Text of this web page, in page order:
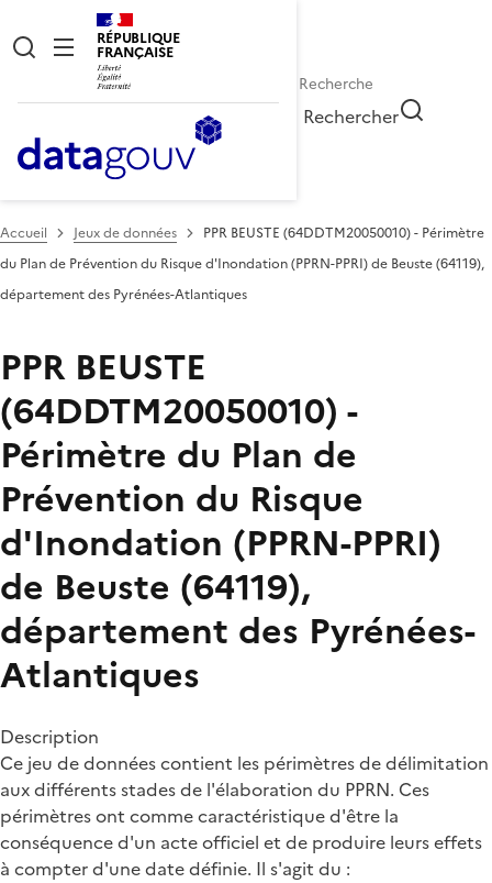
RÉPUBLIQUE
FRANÇAISE
Rechercher
Accueil Jeux de données
PPR BEUSTE (64DDTM20050010) - Périmètre
du Plan de Prévention du Risque d'Inondation (PPRN-PPRI) de Beuste (64119),
département des Pyrénées-Atlantiques
PPR BEUSTE
(64DDTM20050010) -
Périmètre du Plan de
Prévention du Risque
d'Inondation (PPRN-PPRI)
de Beuste (64119),
département des Pyrénées-
Atlantiques
Description
Ce jeu de données contient les périmètres de délimitation
aux différents stades de l'élaboration du PPRN. Ces
périmètres ont comme caractéristique d'être la
conséquence d'un acte officiel et de produire leurs effets
à compter d'une date définie. Il s'agit du :